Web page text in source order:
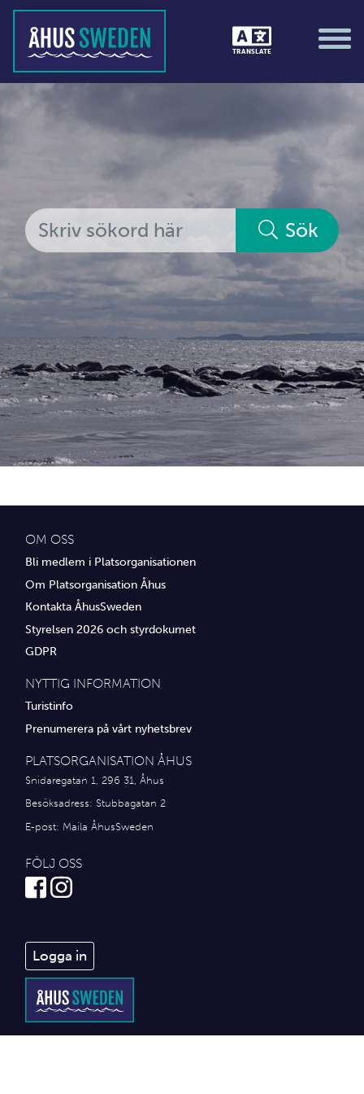
TRANSLATE
Tävlingar &amp; matcher
Alla medlemmar
Ekonomi &amp; juridik
Hantverkare
Hus &amp; hem
Ideella föreningar
Idrottsföreningar
Media
Transport
Övrig service
Sök
OM OSS
Bli medlem i Platsorganisationen
Om Platsorganisation Åhus
Kontakta ÅhusSweden
Styrelsen 2026 och styrdokumet
GDPR
NYTTIG INFORMATION
Turistinfo
Prenumerera på vårt nyhetsbrev
PLATSORGANISATION ÅHUS
Snidaregatan 1, 296 31, Åhus
Besöksadress: Stubbagatan 2
E-post: Maila ÅhusSweden
FÖLJ OSS
Logga in